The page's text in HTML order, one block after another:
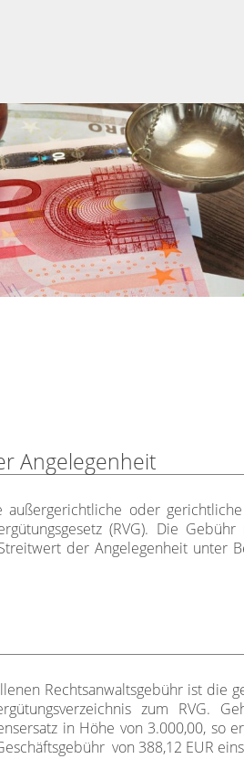
Angelegenheit
oder
(RVG). Die Gebühr
der Angelegenheit unter
Rechtsanwaltsgebühr ist die
zum RVG.
in Höhe von 3.000,00, so
von 388,12 EUR